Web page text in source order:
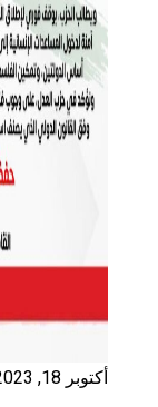
أكتوبر 18, 2023